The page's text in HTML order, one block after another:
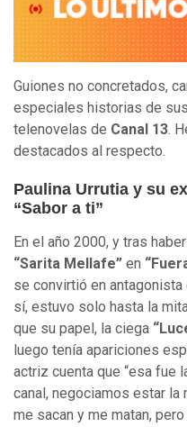
Guiones no concretados,
especiales historias de
telenovelas de Canal 13.
destacados al respecto.
Paulina Urrutia y su
“Sabor a ti”
En el año 2000, y tras
“Sarita Mellafe” en
se convirtió en
sí, estuvo solo hasta la
que su papel, la ciega
luego tenía apariciones
actriz cuenta que “esa fue
canal, negociamos estar
me sacan y me matan,